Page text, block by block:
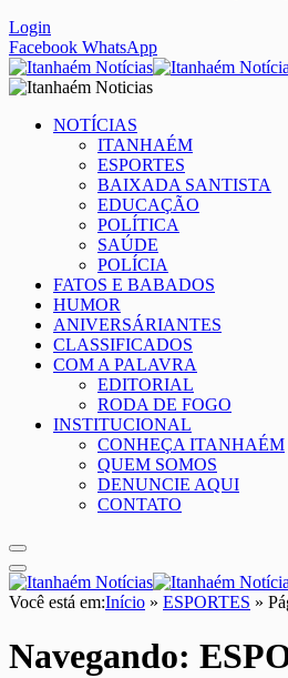
Login
Facebook WhatsApp
NOTÍCIAS
ITANHAÉM
ESPORTES
BAIXADA SANTISTA
EDUCAÇÃO
POLÍTICA
SAÚDE
POLÍCIA
FATOS E BABADOS
HUMOR
ANIVERSÁRIANTES
CLASSIFICADOS
COM A PALAVRA
EDITORIAL
RODA DE FOGO
INSTITUCIONAL
CONHEÇA ITANHAÉM
QUEM SOMOS
DENUNCIE AQUI
CONTATO
Você está em:Início » ESPORTES »
Navegando: